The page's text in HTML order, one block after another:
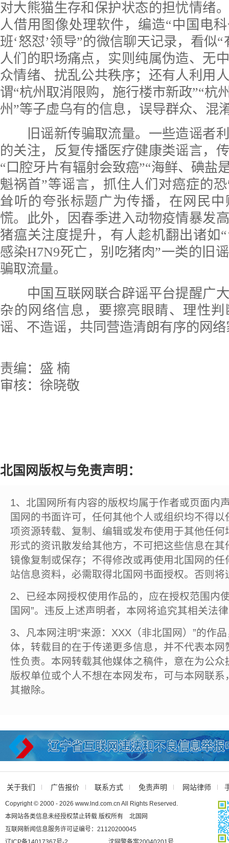
对大熊猫生存和保护状态的担忧情绪
人借用图像处理软件，编造“中国电
班‘怒怼’领导”的微信聊天记录，看似
人们的职场痛点，实则纯属伪造、无
众情绪、扰乱公共秩序；还有人利用
谓“杭州取消限购，施行楼市新政”“杭
州”等子虚乌有的信息，误导群众、混
旧谣新传骗取流量。 一些造谣者
的关注，反复传播医疗健康类谣言，
“口腔牙片有辐射会致癌”“海鲜、碘盐
魁祸首”等谣言，抓住人们对癌症的
耸听的夸张标题广为传播，在网民
慌。此外，因春季进入动物疫情暴发
猪瘟关注度提升，有人趁机翻出诸如
感染H7N9死亡，别吃猪肉”一类的旧
骗取流量。
中国互联网联合辟谣平台提醒广大
杂的网络信息，要擦亮眼睛、理性
谣、不造谣，共同营造清朗有序的网
责编：盛 楠
审核：徐晓敬
北国网版权与免责声明：
1、北国网所有内容的版权均属于作者或页面内
国网的书面许可，任何其他个人或组织均不得
项资源转载、复制、编辑或发布使用于其他任
形式的资讯散发给其他方，不可把这些信息在
镜像复制或保存；不得修改或再使用北国网的
站信息资料，必需取得北国网书面授权。否则将
2、已经本网授权使用作品的，应在授权范围内
国网”。违反上述声明者，本网将追究其相关法
3、凡本网注明“来源：XXX（非北国网）”的作
体，转载目的在于传递更多信息，并不代表本
性负责。本网转载其他媒体之稿件，意在为公
版权单位或个人不想在本网发布，可与本网联
其撤除。
关于我们 广告报价 联系方式 免责声明 网站律师
Copyright © 2000 - 2026 www.lnd.com.cn All Rights Reserved.
本网站各类信息未经授权禁止转载 版权所有 北国网
互联网新闻信息服务许可证编号：21120200045